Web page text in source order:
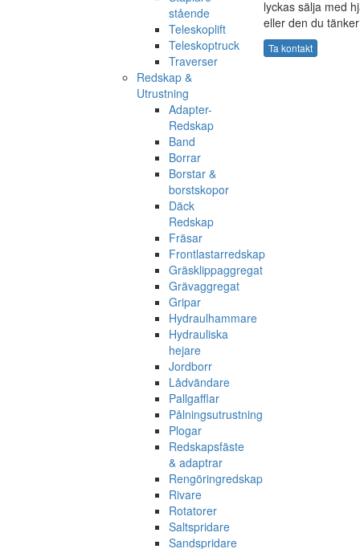
stående
Teleskoplift
Teleskoptruck
Traverser
Redskap &
Utrustning
Adapter-
Redskap
Band
Borrar
Borstar &
borstskopor
Däck
Redskap
Fräsar
Frontlastarredskap
Gräsklippaggregat
Grävaggregat
Gripar
Hydraulhammare
Hydrauliska
hejare
Jordborr
Lådvändare
Pallgafflar
Pålningsutrustning
Plogar
Redskapsfäste
& adaptrar
Rengöringredskap
Rivare
Rotatorer
Saltspridare
Sandspridare
lyckas sälja med
eller den du
Ta kontakt